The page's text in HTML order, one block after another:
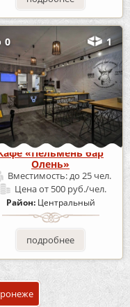
0 1
«Пельмень бар
Олень»
Вместимость:до 25 чел.
Ценаот 500 руб./чел.
Район: Центральный
подробнее